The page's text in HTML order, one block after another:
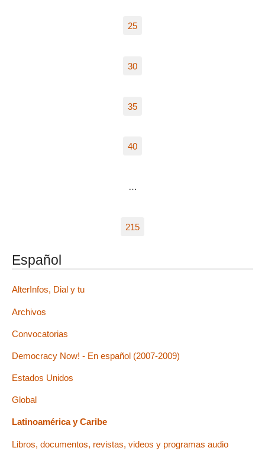
25
30
35
40
…
215
Español
AlterInfos, Dial y tu
Archivos
Convocatorias
Democracy Now! - En español (2007-2009)
Estados Unidos
Global
Latinoamérica y Caribe
Libros, documentos, revistas, videos y programas audio